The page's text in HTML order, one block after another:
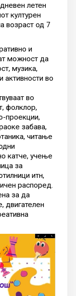
летен
културен
возраст од 7
и
можност да
музика,
активности во
во
фолклор,
проекции,
забава,
читање
катче, учење
за
итн,
распоред.
за да
двигателен